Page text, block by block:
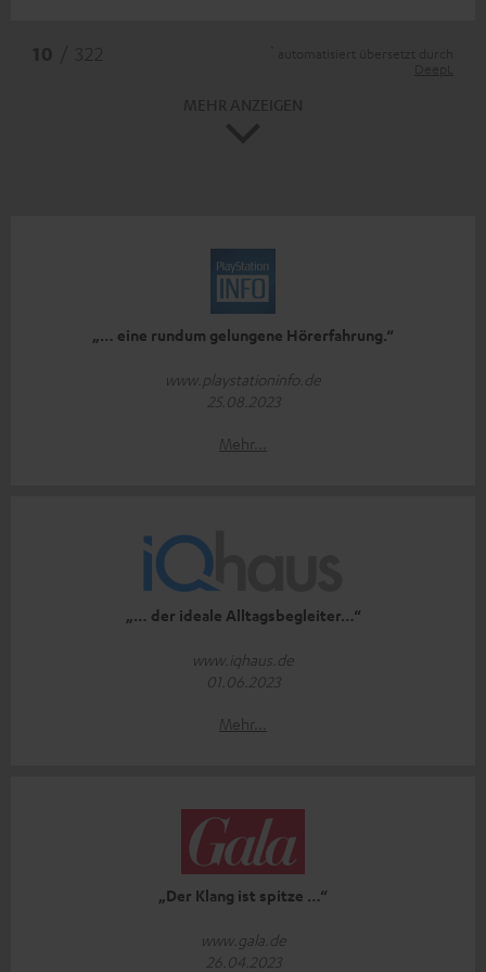
„… eine rundum gelungene Hörerfahrung.“
www.playstationinfo.de
25.08.2023
Mehr...
„… der ideale Alltagsbegleiter…“
www.iqhaus.de
01.06.2023
Mehr...
„Der Klang ist spitze …“
www.gala.de
26.04.2023